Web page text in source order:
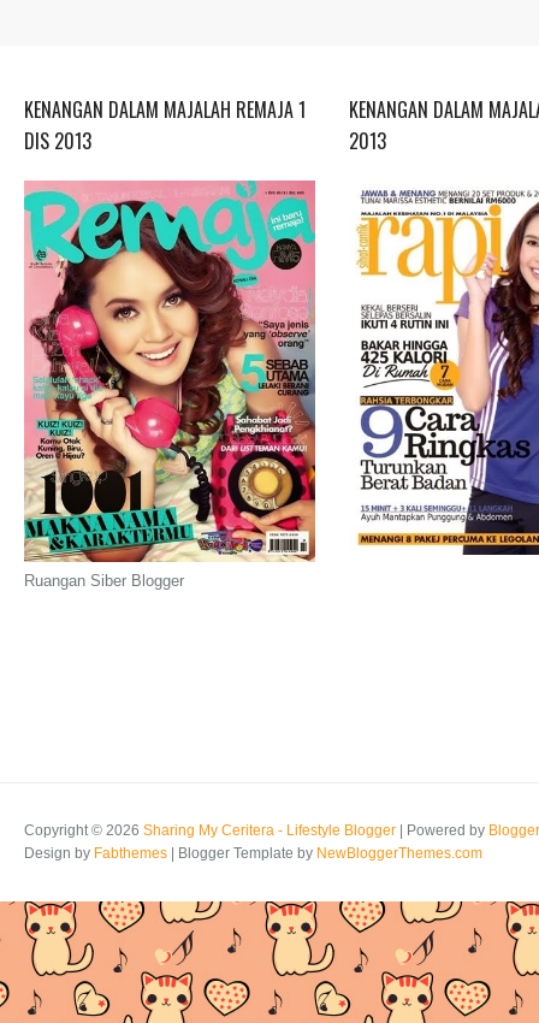
KENANGAN DALAM MAJALAH REMAJA 1
DIS 2013
Ruangan Siber Blogger
KENANGAN DALAM
2013
Copyright © 2026 Sharing My Ceritera - Lifestyle Blogger | Powered by Blogger
Design by Fabthemes | Blogger Template by NewBloggerThemes.com